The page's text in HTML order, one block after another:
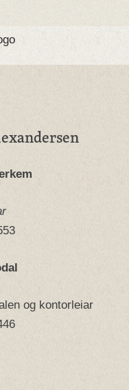
og kontorleiar